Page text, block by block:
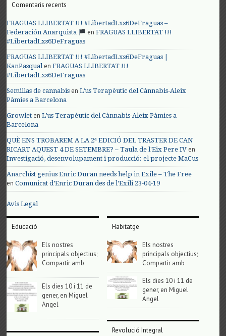
Comentaris recents
FRAGUAS LLIBERTAT !!! #LibertadLxs6DeFraguas –
Federación Anarquista
enFRAGUAS LLIBERTAT !!!
#LibertadLxs6DeFraguas
FRAGUAS LLIBERTAT !!! #LibertadLxs6DeFraguas |
KanPasqualenFRAGUAS LLIBERTAT !!!
#LibertadLxs6DeFraguas
Semillas de cannabis enL’us Terapèutic del Cànnabis-Aleix
Pàmies a Barcelona
Growlet enL’us Terapèutic del Cànnabis-Aleix Pàmies a
Barcelona
QUÈ ENS TROBAREM A LA 2ª EDICIÓ DEL TRASTER DE CAN
RICART AQUEST 4 DE SETEMBRE? – Taula de l'Eix Pere IV en
Investigació, desenvolupament i producció: el projecte MaCus
Anarchist genius Enric Duran needs help in Exile – The Free
enComunicat d’Enric Duran des de l’Exili 23-04-19
Avis Legal
Educació
Els nostres
principals objectius;
Compartir amb
Els dies 10 i 11 de
gener, en Miguel
Angel
Habitatge
Els nostres
principals objectius;
Compartir amb
Els dies 10 i 11 de
gener, en Miguel
Angel
Revolució Integral